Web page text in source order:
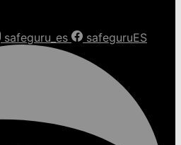
safeguru_es safeguruES